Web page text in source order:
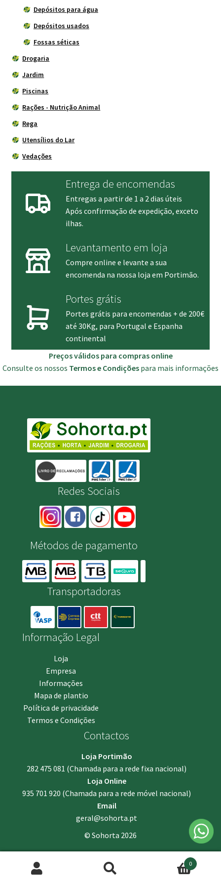
Depósitos para água
Depósitos usados
Fossas séticas
Drogaria
Jardim
Piscinas
Rações - Nutrição Animal
Rega
Utensílios do Lar
Vedações
Entrega de encomendas
Entregas a partir de 1 a 2 dias úteis
Após confirmação de expedição, exceto
ilhas.
Levantamento em loja
Compre online e levante a sua
encomenda na nossa loja em Portimão.
Portes grátis
Portes grátis para encomendas + de 200€
até 30Kg, para Portugal e Espanha
continental
Preços válidos para compras online
Consulte os nossos Termos e Condições para mais informações
Redes Sociais
Métodos de pagamento
Transportadoras
Informação Legal
Loja
Empresa
Informações
Mapa de plantio
Política de privacidade
Termos e Condições
Contactos
Loja Portimão
282 475 081 (Chamada para a rede fixa nacional)
Loja Online
935 701 920 (Chamada para a rede móvel nacional)
Email
geral@sohorta.pt
© Sohorta 2026
Pesquisar
Pesquisa
0